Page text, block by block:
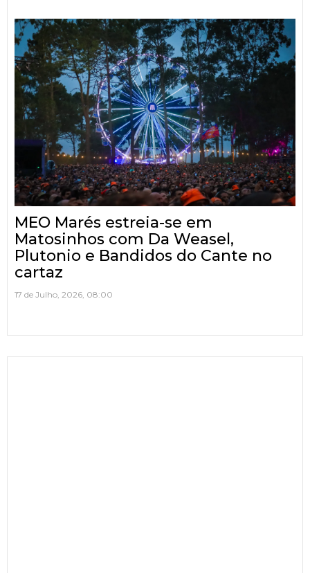
MEO Marés estreia-se em
Matosinhos com Da Weasel,
Plutonio e Bandidos do Cante no
cartaz
17 de Julho, 2026, 08:00